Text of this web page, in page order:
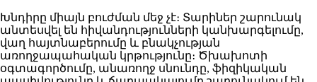
Խնդիրը միայն բուժման մեջ չէ։ Տարիներ շարունակ
անտեսվել են հիվանդությունների կանխարգելումը,
վաղ հայտնաբերումը և բնակչության
առողջապահական կրթությունը։ Ծխախոտի
օգտագործումը, անառողջ սնունդը, ֆիզիկական